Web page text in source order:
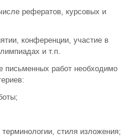
рефератов, курсовых и
конференции, участие в
и т.п.
письменных работ необходимо
стиля изложения;